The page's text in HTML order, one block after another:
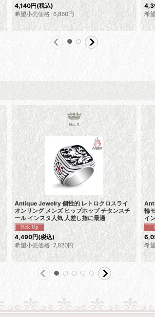
4,140円(税込)
希望小売価格: 6,860円
希
No.3
Antique Jewelry 個性的 レトロクロスライ
オンリング メンズ ヒップホップ チタンスチ
ール インスタ人気 人差し指に最適
4,490円(税込)
希望小売価格: 7,820円
輪
イ
希